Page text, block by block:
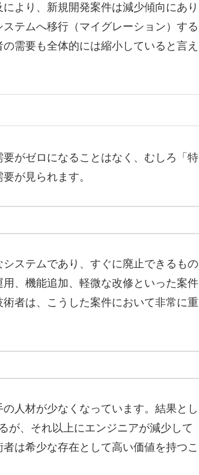
より、新規開発案件は減少傾向にあり
テムへ移行（マイグレーション）する
需要も全体的には縮小していると言え
がゼロになることはなく、むしろ「特
が見られます。
ステムであり、すぐに廃止できるもの
、機能追加、軽微な改修といった案件
者は、こうした案件において非常に重
人材が少なくなっています。結果とし
が、それ以上にエンジニアが減少して
は希少な存在として高い価値を持つこ